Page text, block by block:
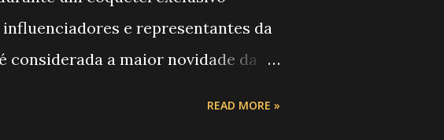
e representantes da
considerada a maior novidade da
READ MORE »